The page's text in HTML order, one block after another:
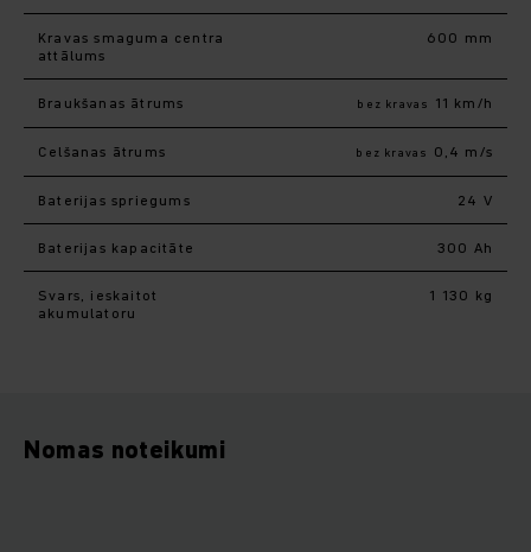
Kravas smaguma centra
attālums
600 mm
Braukšanas ātrums bez kravas 11 km/h
Celšanas ātrums bez kravas 0,4 m/s
Baterijas spriegums 24 V
Baterijas kapacitāte 300 Ah
Svars, ieskaitot
akumulatoru
1 130 kg
Nomas noteikumi